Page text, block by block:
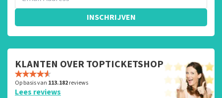
INSCHRIJVEN
KLANTEN OVER TOPTICKETSHOP
Op basis van 113.182reviews
Lees reviews